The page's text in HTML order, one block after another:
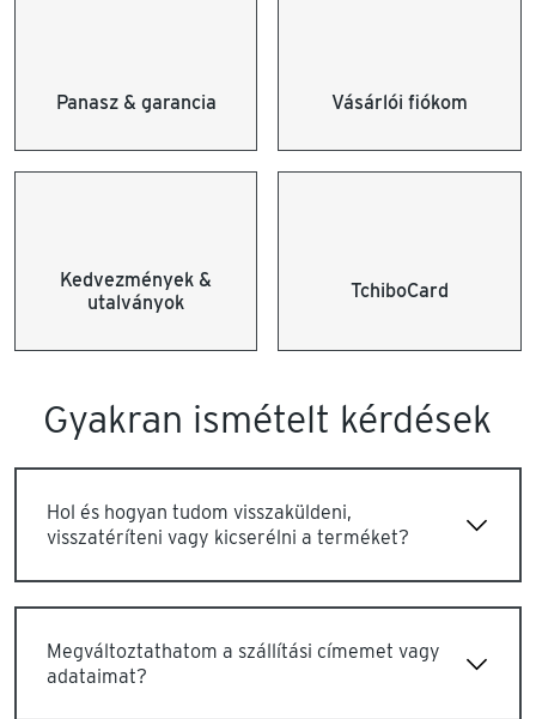
Panasz & garancia Vásárlói fiókom
Kedvezmények &
utalványok
TchiboCard
Gyakran ismételt kérdések
Hol és hogyan tudom visszaküldeni,
visszatéríteni vagy kicserélni a terméket?
Megváltoztathatom a szállítási címemet vagy
adataimat?